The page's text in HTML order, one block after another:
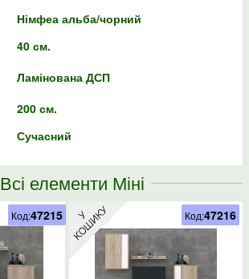
Німфеа альба/чорний
40 см.
Ламінована ДСП
200 см.
Сучасний
Всі елементи Міні
Код:47215 Код:47216